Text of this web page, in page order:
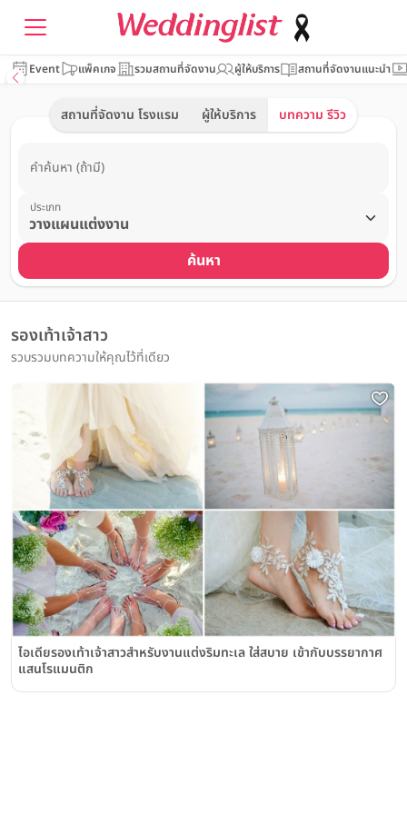
Event แพ็คเกจ รวมสถานที่จัดงาน ผู้ให้บริการ สถานที่จัดงานแนะนำ
สถานที่จัดงาน โรงแรม ผู้ให้บริการ บทความ รีวิว
คำค้นหา (ถ้ามี)
ประเภท
ค้นหา
รองเท้าเจ้าสาว
รวบรวมบทความให้คุณไว้ที่เดียว
ไอเดียรองเท้าเจ้าสาวสำหรับงานแต่งริมทะเล ใส่สบาย เข้ากับบรรยากาศ
แสนโรแมนติก